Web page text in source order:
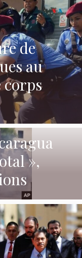
de
au
corps
»,